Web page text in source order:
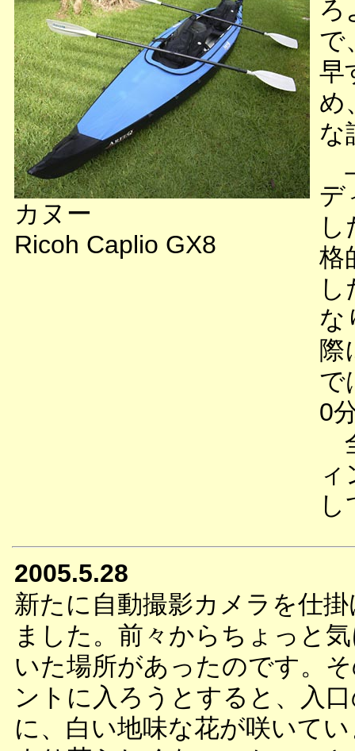
カヌー
Ricoh Caplio GX8
ろ
で
早
め
な
デ
格
な
際
で
0
2005.5.28
新たに自動撮影カメラを仕
ました。前々からちょっと
いた場所があったのです。
ントに入ろうとすると、入
に、白い地味な花が咲いて